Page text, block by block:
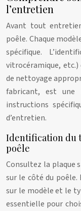
l’entretien
Avant tout
poêle. Chaque
spécifique.
vitrocéramique,
de nettoyage
fabricant, est une
instructions
d’entretien.
Identification du
poêle
Consultez la plaque
sur le côté du
sur le modèle et le
essentielle pour